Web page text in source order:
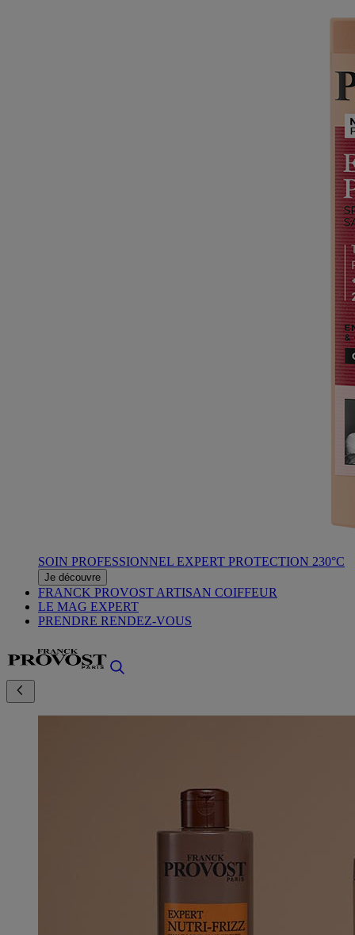
SOIN PROFESSIONNEL EXPERT PROTECTION 230°C
Je découvre
FRANCK PROVOST ARTISAN COIFFEUR
LE MAG EXPERT
PRENDRE RENDEZ-VOUS